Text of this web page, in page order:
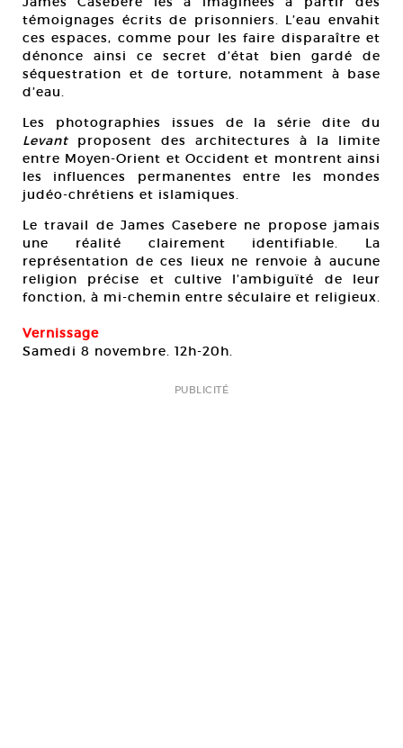
témoignages écrits de prisonniers. L’eau envahit
ces espaces, comme pour les faire disparaître et
dénonce ainsi ce secret d’état bien gardé de
séquestration et de torture, notamment à base
d’eau.
Les photographies issues de la série dite du
Levant proposent des architectures à la limite
entre Moyen-Orient et Occident et montrent ainsi
les influences permanentes entre les mondes
judéo-chrétiens et islamiques.
Le travail de James Casebere ne propose jamais
une réalité clairement identifiable. La
représentation de ces lieux ne renvoie à aucune
religion précise et cultive l’ambiguïté de leur
fonction, à mi-chemin entre séculaire et religieux.
Vernissage
Samedi 8 novembre. 12h-20h.
PUBLICITÉ